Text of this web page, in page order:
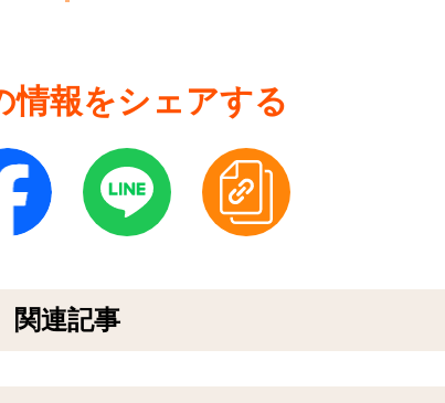
情報をシェアする
関連記事